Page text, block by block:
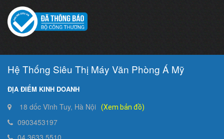
Hệ Thống Siêu Thị Máy Văn Phòng Á Mỹ
ĐỊA ĐIỂM KINH DOANH
18 dốc Vĩnh Tuy, Hà Nội (Xem bản đồ)
0903453197
04.3633.5510